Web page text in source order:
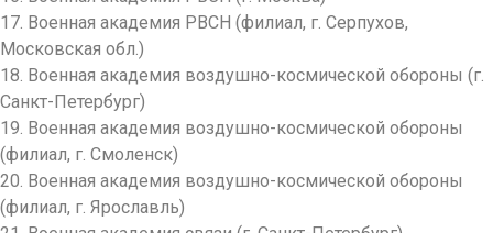
17. Военная академия РВСН (филиал, г. Серпухов,
Московская обл.)
18. Военная академия воздушно-космической обороны (г.
Санкт-Петербург)
19. Военная академия воздушно-космической обороны
(филиал, г. Смоленск)
20. Военная академия воздушно-космической обороны
(филиал, г. Ярославль)